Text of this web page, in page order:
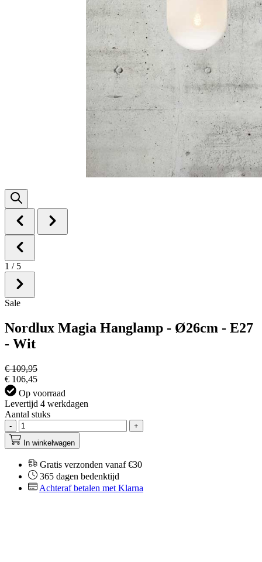
1 / 5
Sale
Nordlux Magia Hanglamp - Ø26cm - E27
- Wit
€ 109,95
€ 106,45
Op voorraad
Levertijd 4 werkdagen
Aantal stuks
-
+
In winkelwagen
Gratis verzonden vanaf €30
365 dagen bedenktijd
Achteraf betalen met Klarna